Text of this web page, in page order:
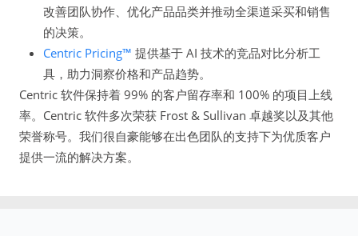
改善团队协作、优化产品品类并推动全渠道采买和销售
的决策。
Centric Pricing™ 提供基于 AI 技术的竞品对比分析工
具，助力洞察价格和产品趋势。
Centric 软件保持着 99% 的客户留存率和 100% 的项目上线
率。Centric 软件多次荣获 Frost & Sullivan 卓越奖以及其他
荣誉称号。我们很自豪能够在出色团队的支持下为优质客户
提供一流的解决方案。